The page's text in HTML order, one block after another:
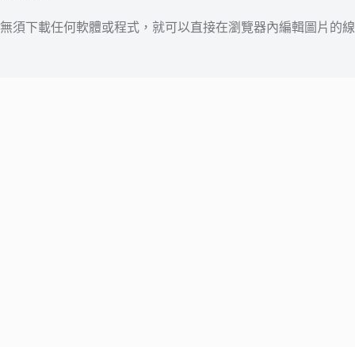
無須下載任何軟體或程式，就可以直接在瀏覽器內編輯圖片的